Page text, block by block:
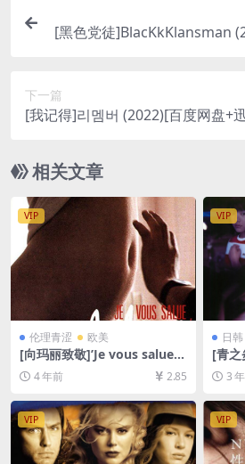
[黑色党徒]BlacKkKlansman
下一篇
[我记得]리멤버 (2022)[百度网盘+
相关文章
VIP
伦理青涩 欧美
[向玛丽致敬]’Je vous salue,
Marie’ (1985)[百度网盘+夸克
网盘+迅雷云盘资源1080P超
清][MP4/5GB][中文字幕][视
频文件+防和谐加密压缩包]
4 年前 2.85
VIP
日韩
[青之
盘+
减资
3
VIP VIP